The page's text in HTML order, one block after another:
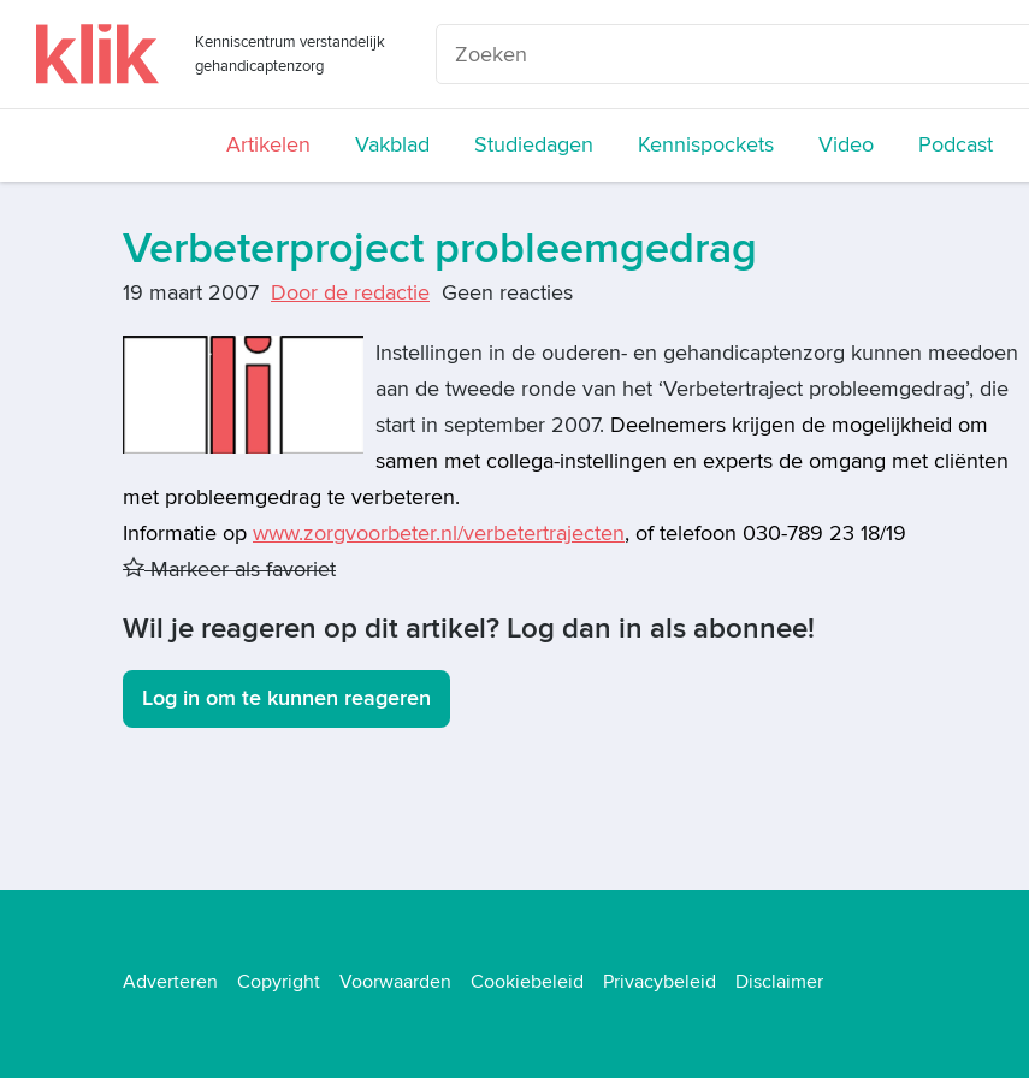
Kenniscentrum verstandelijk
gehandicaptenzorg
Artikelen Vakblad Studiedagen Kennispockets Video Podcast
Verbeterproject probleemgedrag
19 maart 2007 Door de redactie Geen reacties
Instellingen in de ouderen- en gehandicaptenzorg kunnen meedoen
aan de tweede ronde van het ‘Verbetertraject probleemgedrag’, die
start in september 2007. Deelnemers krijgen de mogelijkheid om
samen met collega-instellingen en experts de omgang met cliënten
met probleemgedrag te verbeteren.
Informatie op www.zorgvoorbeter.nl/verbetertrajecten, of telefoon 030-789 23 18/19
Markeer als favoriet
Wil je reageren op dit artikel? Log dan in als abonnee!
Log in om te kunnen reageren
Adverteren Copyright Voorwaarden Cookiebeleid Privacybeleid Disclaimer